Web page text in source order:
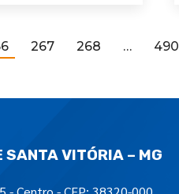
267 268 … 490
SANTA VITÓRIA – MG